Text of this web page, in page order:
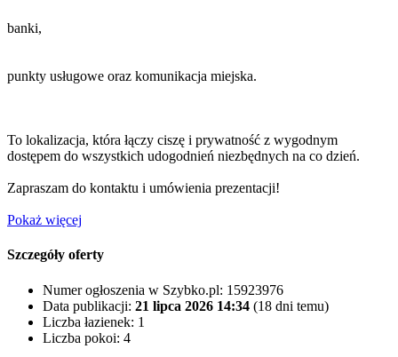
banki,
punkty usługowe oraz komunikacja miejska.
To lokalizacja, która łączy ciszę i prywatność z wygodnym
dostępem do wszystkich udogodnień niezbędnych na co dzień.
Zapraszam do kontaktu i umówienia prezentacji!
Pokaż więcej
Szczegóły oferty
Numer ogłoszenia w Szybko.pl: 15923976
Data publikacji: 21 lipca 2026 14:34 (18 dni temu)
Liczba łazienek: 1
Liczba pokoi: 4